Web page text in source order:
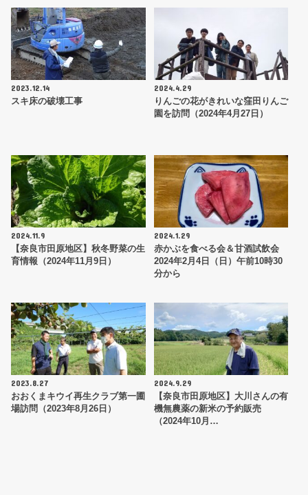
2023.12.14
スキ床の破壊工事
2024.4.29
りんごの花がきれいな窪田りんご
園を訪問（2024年4月27日）
2024.11.9
【奈良市田原地区】秋冬野菜の生
育情報（2024年11月9日）
2024.1.29
赤かぶを食べる会＆甘酒試飲会
2024年2月4日（日）午前10時30
分から
2023.8.27
おおくまキウイ再生クラブ第一圃
場訪問（2023年8月26日）
2024.9.29
【奈良市田原地区】大川さんの有
機無農薬の新米の予約販売
（2024年10月…